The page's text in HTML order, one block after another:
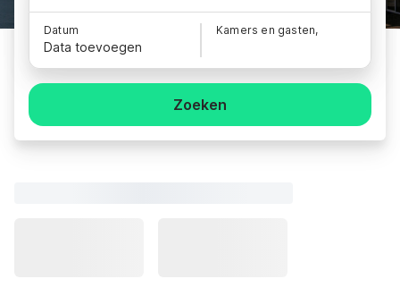
Datum
Data toevoegen
Kamers en gasten,
Zoeken